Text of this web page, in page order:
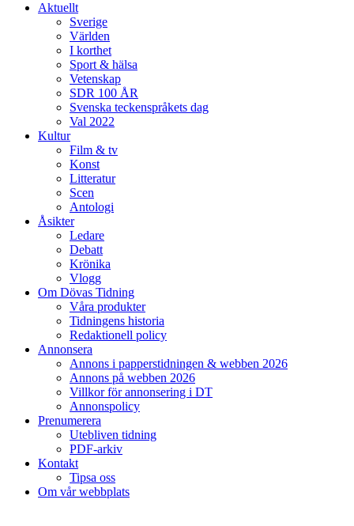
Aktuellt
Sverige
Världen
I korthet
Sport & hälsa
Vetenskap
SDR 100 ÅR
Svenska teckenspråkets dag
Val 2022
Kultur
Film & tv
Konst
Litteratur
Scen
Antologi
Åsikter
Ledare
Debatt
Krönika
Vlogg
Om Dövas Tidning
Våra produkter
Tidningens historia
Redaktionell policy
Annonsera
Annons i papperstidningen & webben 2026
Annons på webben 2026
Villkor för annonsering i DT
Annonspolicy
Prenumerera
Utebliven tidning
PDF-arkiv
Kontakt
Tipsa oss
Om vår webbplats